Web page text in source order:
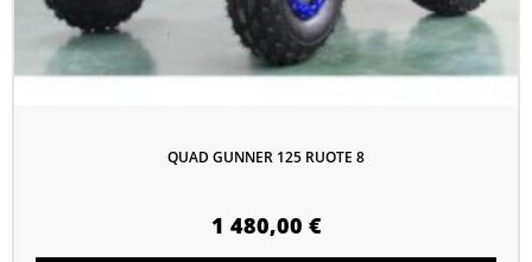
QUAD GUNNER 125 RUOTE 8
1 480,00 €